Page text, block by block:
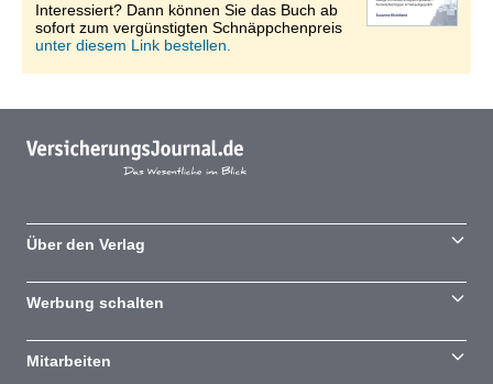
Interessiert? Dann können Sie das Buch ab
sofort zum vergünstigten Schnäppchenpreis
unter diesem Link bestellen.
Über den Verlag
Werbung schalten
Mitarbeiten